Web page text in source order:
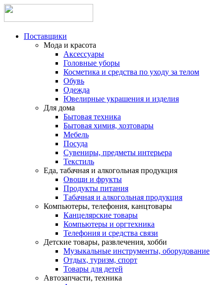
Поставщики
Мода и красота
Аксессуары
Головные уборы
Косметика и средства по уходу за телом
Обувь
Одежда
Ювелирные украшения и изделия
Для дома
Бытовая техника
Бытовая химия, хозтовары
Мебель
Посуда
Сувениры, предметы интерьера
Текстиль
Еда, табачная и алкогольная продукция
Овощи и фрукты
Продукты питания
Табачная и алкогольная продукция
Компьютеры, телефония, канцтовары
Канцелярские товары
Компьютеры и оргтехника
Телефония и средства связи
Детские товары, развлечения, хобби
Музыкальные инструменты, оборудование
Отдых, туризм, спорт
Товары для детей
Автозапчасти, техника